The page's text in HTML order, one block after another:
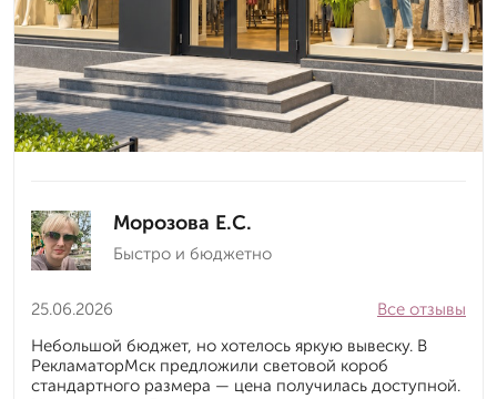
Морозова Е.С.
Быстро и бюджетно
25.06.2026
Все отзывы
Небольшой бюджет, но хотелось яркую вывеску. В
РекламаторМск предложили световой короб
стандартного размера — цена получилась доступной.